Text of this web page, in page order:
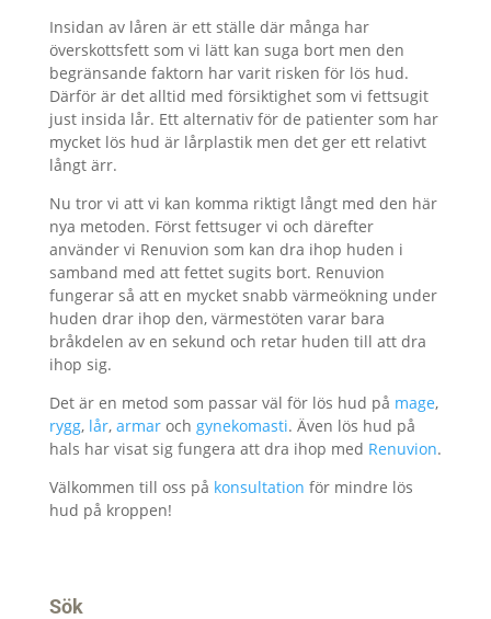
Insidan av låren är ett ställe där många har
överskottsfett som vi lätt kan suga bort men den
begränsande faktorn har varit risken för lös hud.
Därför är det alltid med försiktighet som vi fettsugit
just insida lår. Ett alternativ för de patienter som har
mycket lös hud är lårplastik men det ger ett relativt
långt ärr.
Nu tror vi att vi kan komma riktigt långt med den här
nya metoden. Först fettsuger vi och därefter
använder vi Renuvion som kan dra ihop huden i
samband med att fettet sugits bort. Renuvion
fungerar så att en mycket snabb värmeökning under
huden drar ihop den, värmestöten varar bara
bråkdelen av en sekund och retar huden till att dra
ihop sig.
Det är en metod som passar väl för lös hud på mage,
rygg, lår, armaroch gynekomasti. Även lös hud på
hals har visat sig fungera att dra ihop med Renuvion.
Välkommen till oss på konsultation för mindre lös
hud på kroppen!
Sök